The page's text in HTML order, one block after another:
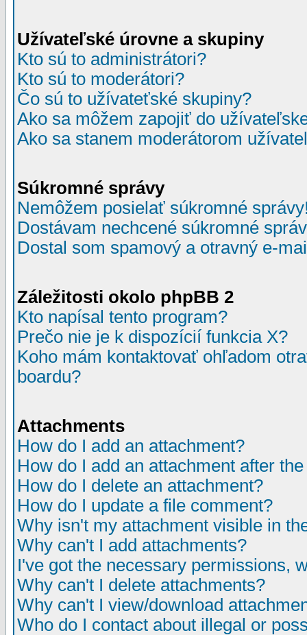
Užívateľské úrovne a skupiny
Kto sú to administrátori?
Kto sú to moderátori?
Čo sú to užívateťské skupiny?
Ako sa môžem zapojiť do
Ako sa stanem moderátorom
Súkromné správy
Nemôžem posielať súkromné
Dostávam nechcené súkromné
Dostal som spamový a otravný e-
Záležitosti okolo phpBB 2
Kto napísal tento program?
Prečo nie je k dispozícií funkcia X?
Koho mám kontaktovať ohľadom
boardu?
Attachments
How do I add an attachment?
How do I add an attachment after
How do I delete an attachment?
How do I update a file comment?
Why isn't my attachment visible in
Why can't I add attachments?
I've got the necessary permissions,
Why can't I delete attachments?
Why can't I view/download
Who do I contact about illegal or